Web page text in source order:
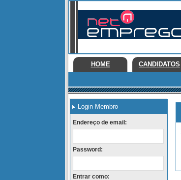
HOME CANDIDATOS
Login Membro
Endereço de email:
Password:
Entrar como: